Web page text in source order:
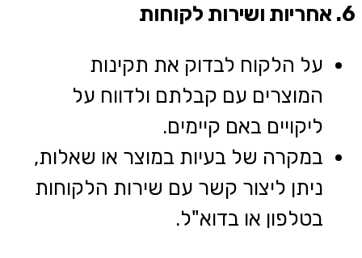
6. אחריות ושירות לקוחות
על הלקוח לבדוק את תקינות
המוצרים עם קבלתם ולדווח על
ליקויים באם קיימים.
במקרה של בעיות במוצר או שאלות,
ניתן ליצור קשר עם שירות הלקוחות
בטלפון או בדוא"ל.